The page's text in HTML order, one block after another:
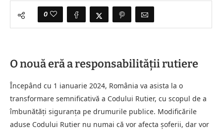
0
O nouă eră a responsabilității rutiere
Începând cu 1 ianuarie 2024, România va asista la o
transformare semnificativă a Codului Rutier, cu scopul de a
îmbunătăți siguranța pe drumurile publice. Modificările
aduse Codului Rutier nu numai că vor afecta șoferii, dar vor